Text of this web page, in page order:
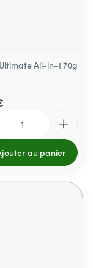
All-in-1 70g
au panier